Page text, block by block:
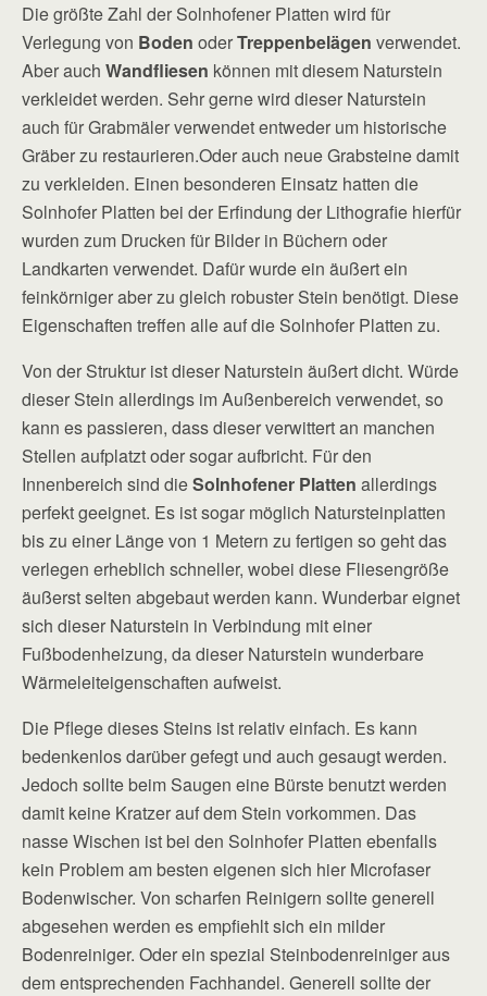
Die größte Zahl der Solnhofener Platten wird für
Verlegung von Boden oderTreppenbelägen verwendet.
Aber auch Wandfliesen können mit diesem Naturstein
verkleidet werden. Sehr gerne wird dieser Naturstein
auch für Grabmäler verwendet entweder um historische
Gräber zu restaurieren.Oder auch neue Grabsteine damit
zu verkleiden. Einen besonderen Einsatz hatten die
Solnhofer Platten bei der Erfindung der Lithografie hierfür
wurden zum Drucken für Bilder in Büchern oder
Landkarten verwendet. Dafür wurde ein äußert ein
feinkörniger aber zu gleich robuster Stein benötigt. Diese
Eigenschaften treffen alle auf die Solnhofer Platten zu.
Von der Struktur ist dieser Naturstein äußert dicht. Würde
dieser Stein allerdings im Außenbereich verwendet, so
kann es passieren, dass dieser verwittert an manchen
Stellen aufplatzt oder sogar aufbricht. Für den
Innenbereich sind dieSolnhofener Platten allerdings
perfekt geeignet. Es ist sogar möglich Natursteinplatten
bis zu einer Länge von 1 Metern zu fertigen so geht das
verlegen erheblich schneller, wobei diese Fliesengröße
äußerst selten abgebaut werden kann. Wunderbar eignet
sich dieser Naturstein in Verbindung mit einer
Fußbodenheizung, da dieser Naturstein wunderbare
Wärmeleiteigenschaften aufweist.
Die Pflege dieses Steins ist relativ einfach. Es kann
bedenkenlos darüber gefegt und auch gesaugt werden.
Jedoch sollte beim Saugen eine Bürste benutzt werden
damit keine Kratzer auf dem Stein vorkommen. Das
nasse Wischen ist bei den Solnhofer Platten ebenfalls
kein Problem am besten eigenen sich hier Microfaser
Bodenwischer. Von scharfen Reinigern sollte generell
abgesehen werden es empfiehlt sich ein milder
Bodenreiniger. Oder ein spezial Steinbodenreiniger aus
dem entsprechenden Fachhandel. Generell sollte der